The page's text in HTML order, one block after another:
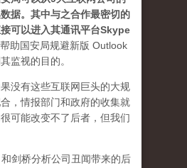
据。其中与之合作最密切的
可以进入其通讯平台Skype
助国安局规避新版 Outlook
监视的目的。
没有这些互联网巨头的大规
，情报部门和政府的收集就
可能改变不了后者，但我们
剑桥分析公司丑闻带来的后